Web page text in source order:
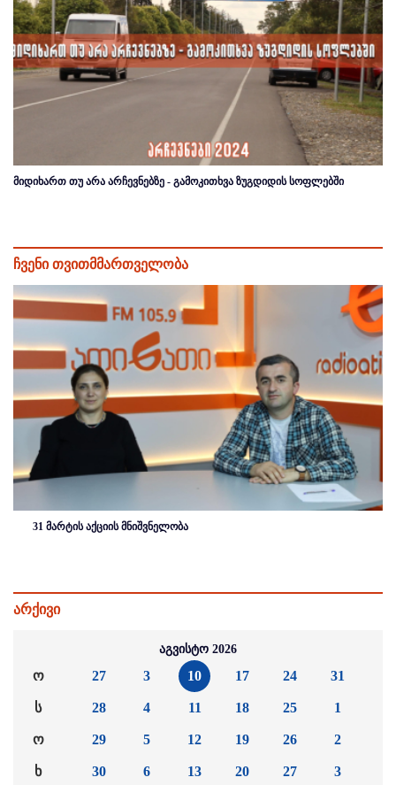
მიდიხართ თუ არა არჩევნებზე - გამოკითხვა ზუგდიდის სოფლებში
ჩვენი თვითმმართველობა
31 მარტის აქციის მნიშვნელობა
არქივი
აგვისტო 2026
ო
ს
ო
ხ
27
28
29
30
3
4
5
6
10
11
12
13
17
18
19
20
24
25
26
27
31
1
2
3